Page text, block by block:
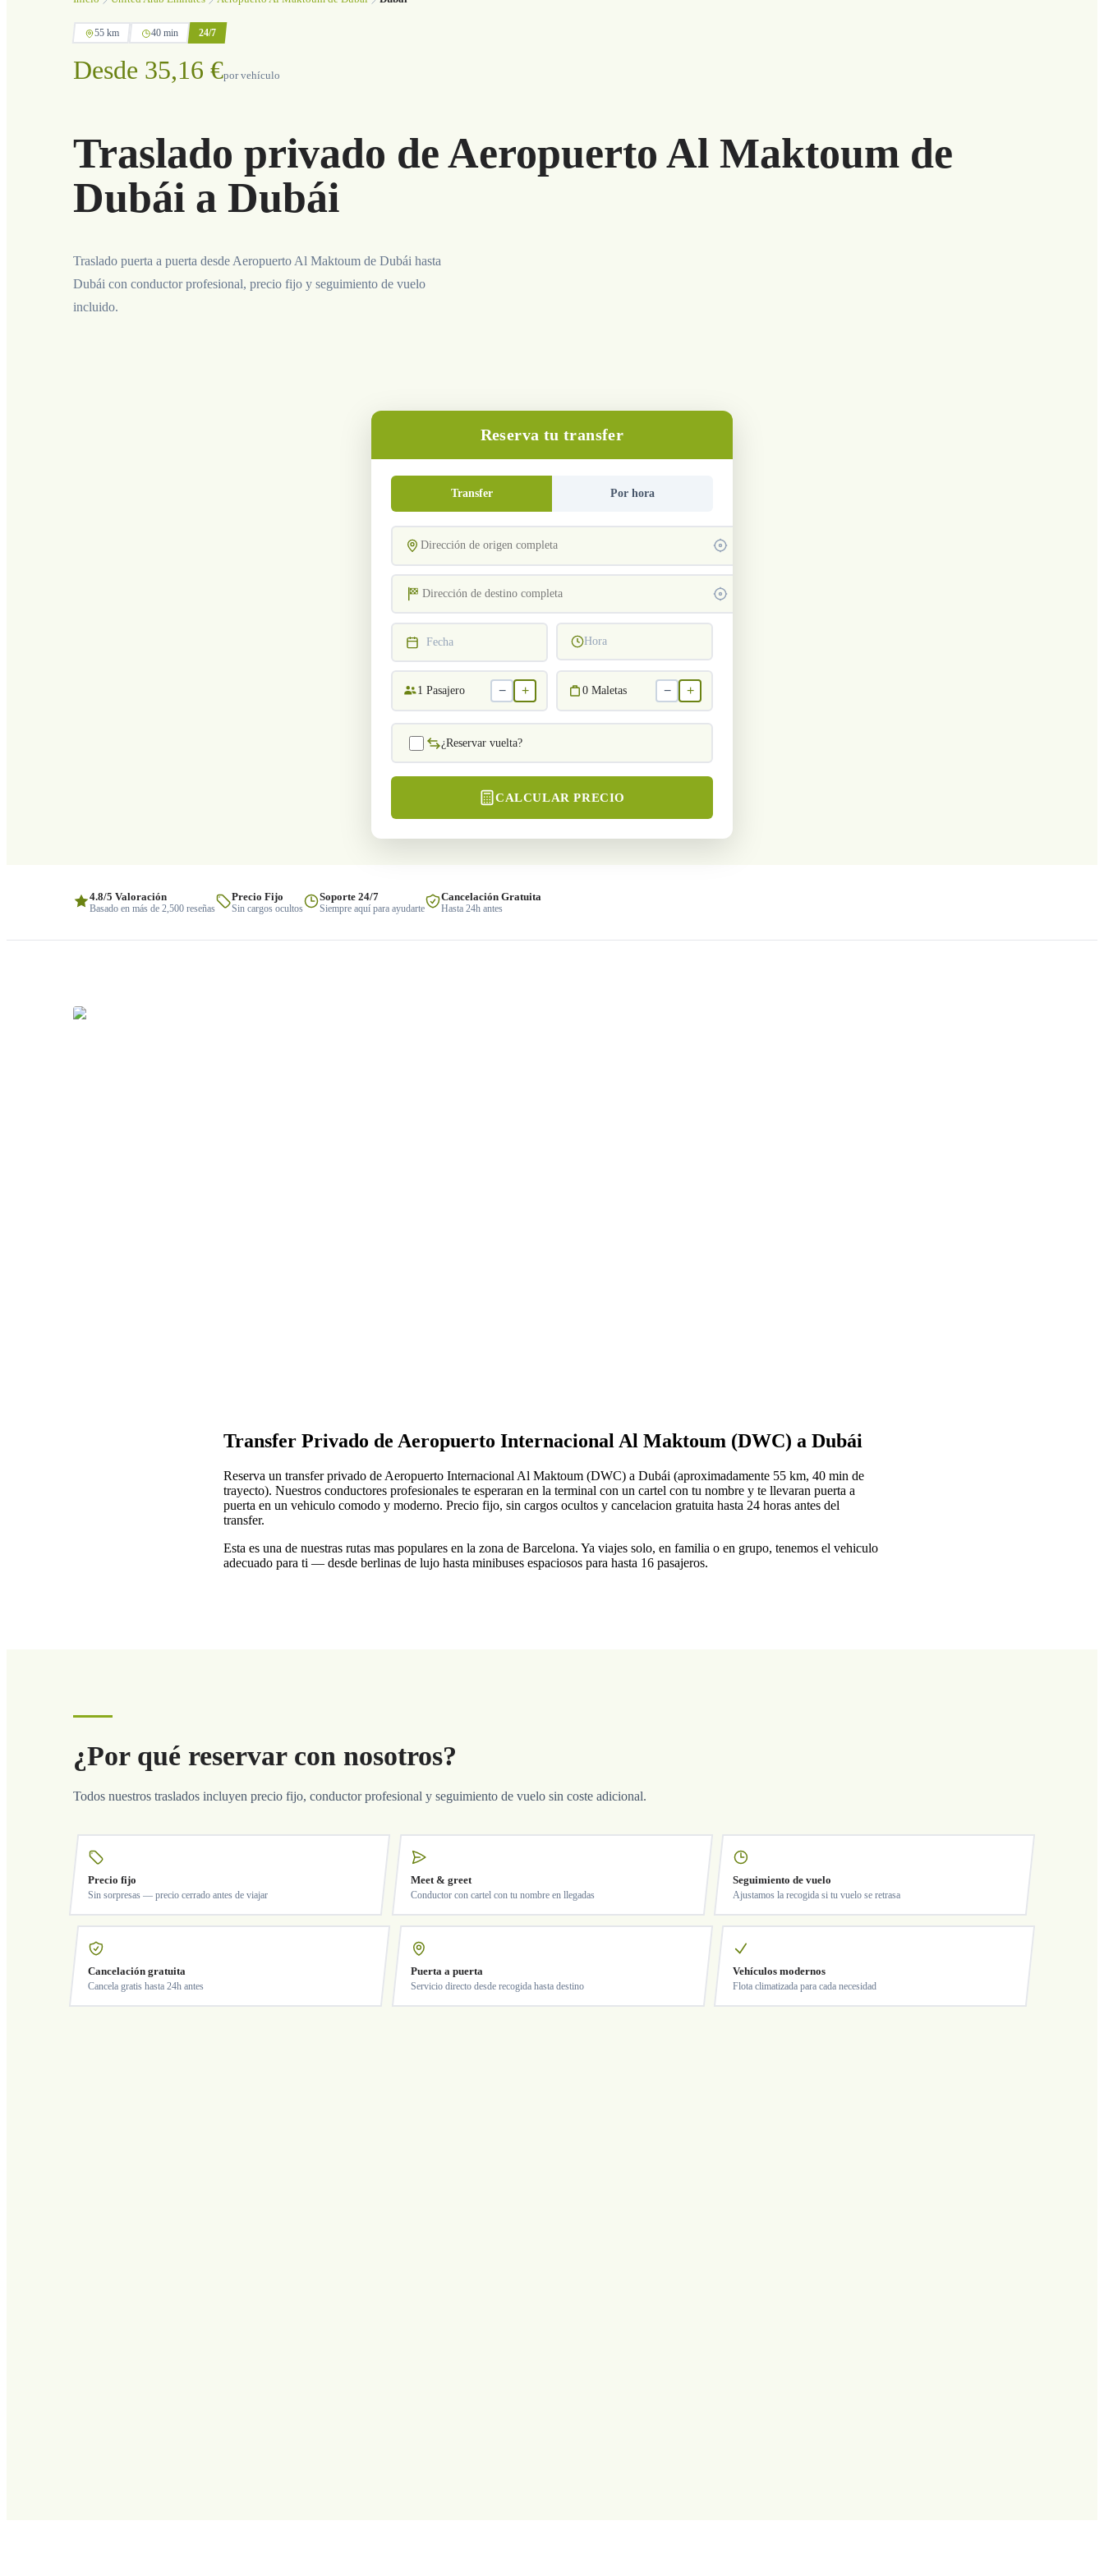
55 km 40 min 24/7
Desde 35,16 €por vehículo
Traslado privado de Aeropuerto Al Maktoum de
Dubái a Dubái
Traslado puerta a puerta desde Aeropuerto Al Maktoum de Dubái hasta
Dubái con conductor profesional, precio fijo y seguimiento de vuelo
incluido.
Reserva tu transfer
Transfer Por hora
Fecha Hora
1 Pasajero − + 0 Maletas − +
¿Reservar vuelta?
CALCULAR PRECIO
4.8/5 Valoración
Basado en más de 2,500 reseñas
Precio Fijo
Sin cargos ocultos
Soporte 24/7
Siempre aquí para ayudarte
Cancelación Gratuita
Hasta 24h antes
Transfer Privado de Aeropuerto Internacional Al Maktoum (DWC) a Dubái
Reserva un transfer privado de Aeropuerto Internacional Al Maktoum (DWC) a Dubái (aproximadamente 55 km, 40 min de
trayecto). Nuestros conductores profesionales te esperaran en la terminal con un cartel con tu nombre y te llevaran puerta a
puerta en un vehiculo comodo y moderno. Precio fijo, sin cargos ocultos y cancelacion gratuita hasta 24 horas antes del
transfer.
Esta es una de nuestras rutas mas populares en la zona de Barcelona. Ya viajes solo, en familia o en grupo, tenemos el vehiculo
adecuado para ti — desde berlinas de lujo hasta minibuses espaciosos para hasta 16 pasajeros.
¿Por qué reservar con nosotros?
Todos nuestros traslados incluyen precio fijo, conductor profesional y seguimiento de vuelo sin coste adicional.
Precio fijo
Sin sorpresas — precio cerrado antes de viajar
Meet & greet
Conductor con cartel con tu nombre en llegadas
Seguimiento de vuelo
Ajustamos la recogida si tu vuelo se retrasa
Cancelación gratuita
Cancela gratis hasta 24h antes
Puerta a puerta
Servicio directo desde recogida hasta destino
Vehículos modernos
Flota climatizada para cada necesidad